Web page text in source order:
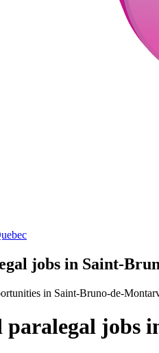
jobs in Saint-
in Saint-Bruno-de-
paralegal jobs